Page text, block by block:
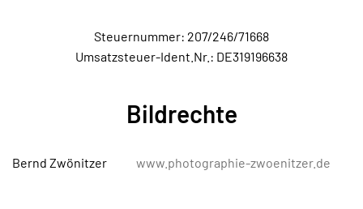
Steuernummer: 207/246/71668
Umsatzsteuer-Ident.Nr.: DE319196638
Bildrechte
Bernd Zwönitzer www.photographie-zwoenitzer.de